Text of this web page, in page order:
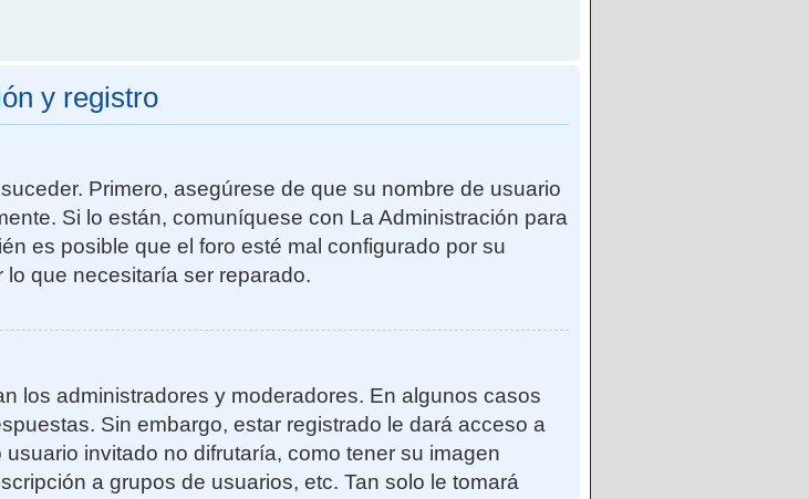
y registro
Primero, asegúrese de que su nombre de usuario
Si lo están, comuníquese con La Administración para
es posible que el foro esté mal configurado por su
que necesitaría ser reparado.
los administradores y moderadores. En algunos casos
Sin embargo, estar registrado le dará acceso a
invitado no difrutaría, como tener su imagen
a grupos de usuarios, etc. Tan solo le tomará